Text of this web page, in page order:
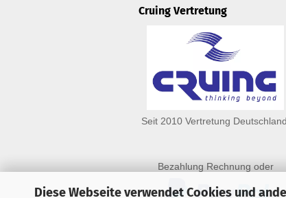
Diese Webseite verwendet Cookies und
Cruing Vertretung
Seit 2010 Vertretung Deutschland
Bezahlung Rechnung oder